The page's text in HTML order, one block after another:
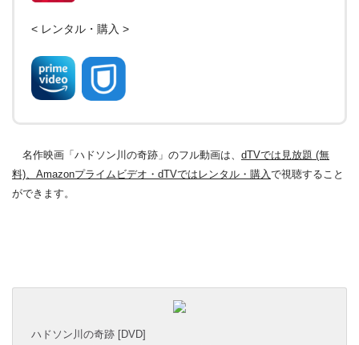
< レンタル・購入 >
名作映画「ハドソン川の奇跡」のフル動画は、 dTVでは見放題 (無
料)、Amazonプライムビデオ・dTVではレンタル・購入 で視聴すること
ができます。
ハドソン川の奇跡 [DVD]